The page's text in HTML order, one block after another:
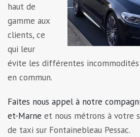
haut de
gamme aux
clients, ce
qui leur
évite les différentes
en commun.
Faites nous appel à notre
et-Marne et nous métrons à votre
de taxi sur Fontainebleau Pessac.